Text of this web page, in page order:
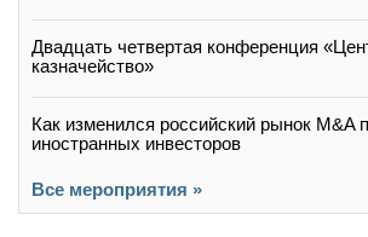
Двадцать четвертая конференция
казначейство»
Как изменился российский рынок M&A
иностранных инвесторов
Все мероприятия »